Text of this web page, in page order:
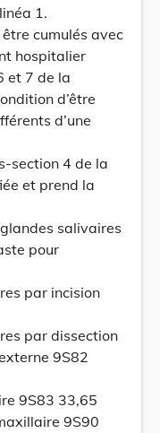
1.
cumulés avec
hospitalier
et 7 de la
d’être
d’une
section 4 de la
et prend la
salivaires
pour
par incision
par dissection
9S82
9S83 33,65
9S90